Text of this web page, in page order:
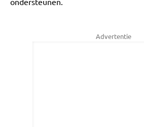
Advertentie